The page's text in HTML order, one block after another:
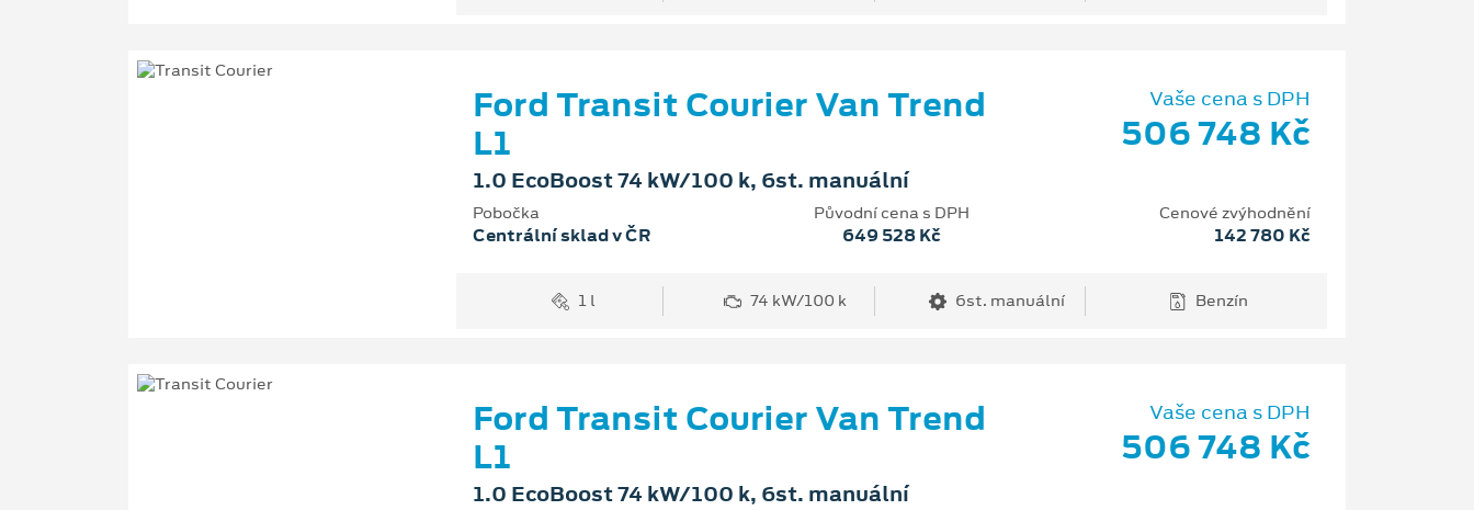
Ford Transit Courier Van Trend
L1
1.0 EcoBoost 74 kW/100 k, 6st. manuální
Vaše cena s DPH
506 748 Kč
Pobočka
Centrální sklad v ČR
Původní cena s DPH
649 528 Kč
Cenové zvýhodnění
142 780 Kč
1 l 74 kW/100 k 6st. manuální Benzín
Ford Transit Courier Van Trend
L1
1.0 EcoBoost 74 kW/100 k, 6st. manuální
Vaše cena s DPH
506 748 Kč